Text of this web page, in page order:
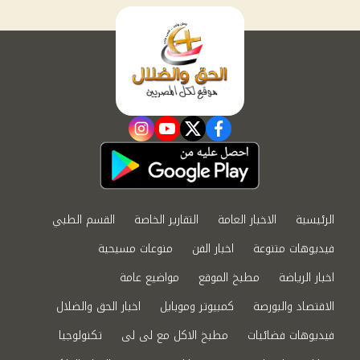
facebook
twitter
youtube
instagram
الرئيسية الاخبار العامة التقارير الخاصة
القسم الطبي
فيديوهات متنوعة
اخبار الفن
منوعات مسيحية
اخبار الرياضة
مطبخ الموقع
مواضيع عامة
الاقتصاد والبورصة
كمبيوتر وموبايل
اخبار الحق والضلال
فيديوهات فضائيات
مطبخ الاكل مع لى لى
تكنولوجيا